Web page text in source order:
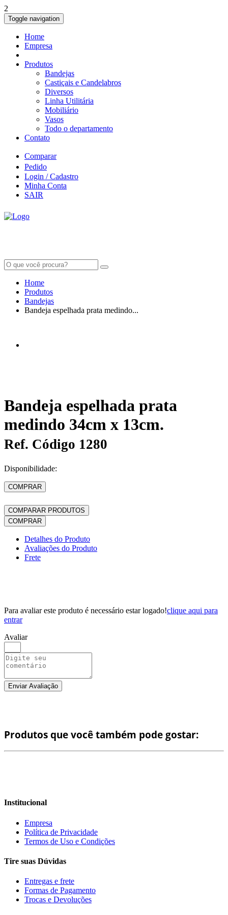
2
Toggle navigation
Home
Empresa
Produtos
Bandejas
Castiçais e Candelabros
Diversos
Linha Utilitária
Mobiliário
Vasos
Todo o departamento
Contato
Comparar
Pedido
Login / Cadastro
Minha Conta
SAIR
Home
Produtos
Bandejas
Bandeja espelhada prata medindo...
Bandeja espelhada prata
medindo 34cm x 13cm.
Ref. Código 1280
Disponibilidade:
COMPRAR
COMPARAR PRODUTOS
COMPRAR
Detalhes do Produto
Avaliações do Produto
Frete
Para avaliar este produto é necessário estar logado!clique aqui para
entrar
Avaliar
Enviar Avaliação
Produtos que você também pode gostar:
Institucional
Empresa
Política de Privacidade
Termos de Uso e Condições
Tire suas Dúvidas
Entregas e frete
Formas de Pagamento
Trocas e Devoluções